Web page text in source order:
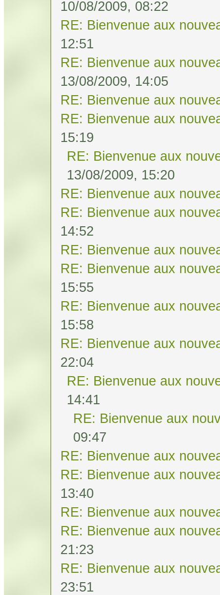
10/08/2009, 08:22
RE: Bienvenue aux
12:51
RE: Bienvenue aux
13/08/2009, 14:05
RE: Bienvenue aux
RE: Bienvenue aux
15:19
RE: Bienvenue aux
13/08/2009, 15:20
RE: Bienvenue aux
RE: Bienvenue aux
14:52
RE: Bienvenue aux
RE: Bienvenue aux
15:55
RE: Bienvenue aux
15:58
RE: Bienvenue aux
22:04
RE: Bienvenue aux
14:41
RE: Bienvenue aux
09:47
RE: Bienvenue aux
RE: Bienvenue aux
13:40
RE: Bienvenue aux
RE: Bienvenue aux
21:23
RE: Bienvenue aux
23:51